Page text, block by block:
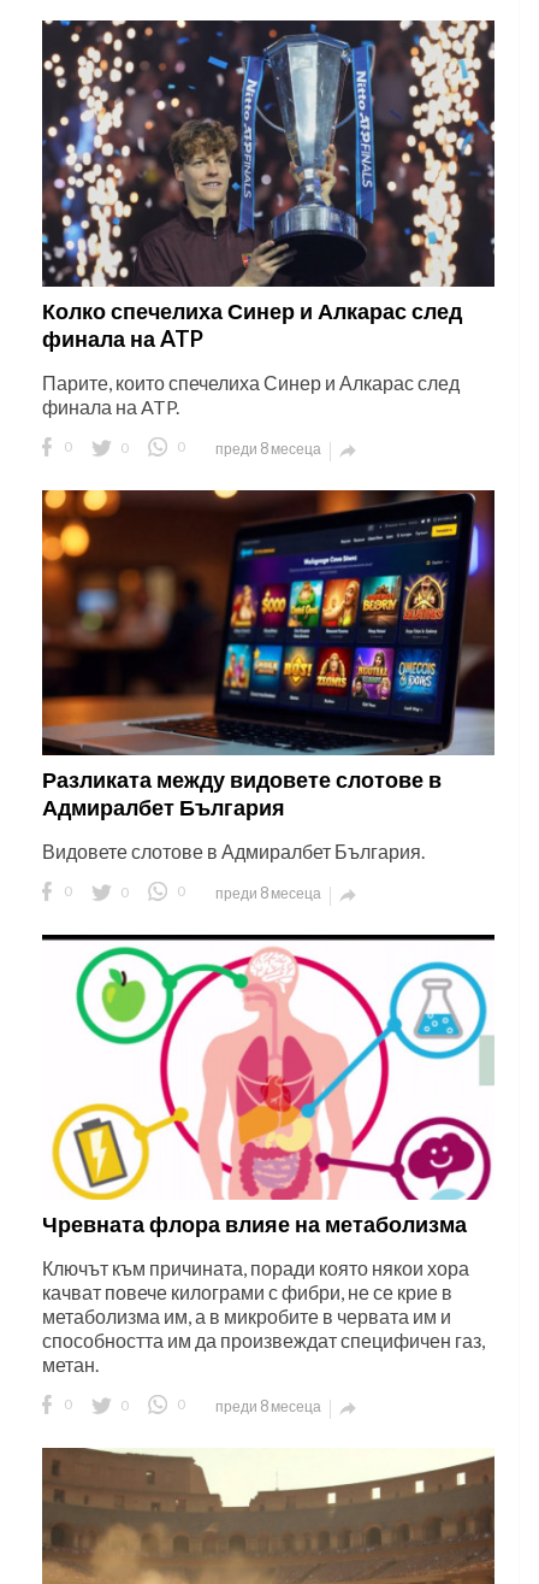
Колко спечелиха Синер и Алкарас след
финала на ATP
Парите, които спечелиха Синер и Алкарас след
финала на ATP.
0 0 0 преди 8 месеца 
Разликата между видовете слотове в
Адмиралбет България
Видовете слотове в Адмиралбет България.
0 0 0 преди 8 месеца 
Чревната флора влияе на метаболизма
Ключът към причината, поради която някои хора
качват повече килограми с фибри, не се крие в
метаболизма им, а в микробите в червата им и
способността им да произвеждат специфичен газ,
метан.
0 0 0 преди 8 месеца 